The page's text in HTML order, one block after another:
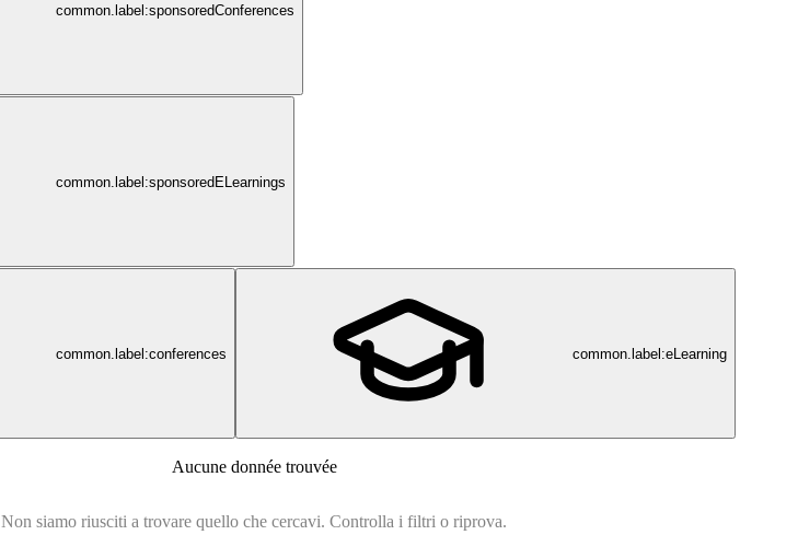
common.label:sponsoredConferences
common.label:sponsoredELearnings
common.label:conferences common.label:eLearning
Aucune donnée trouvée
Non siamo riusciti a trovare quello che cercavi. Controlla i filtri o riprova.